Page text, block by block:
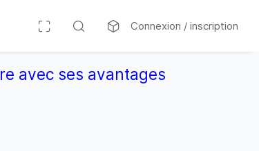
Connexion / inscription
avec ses avantages